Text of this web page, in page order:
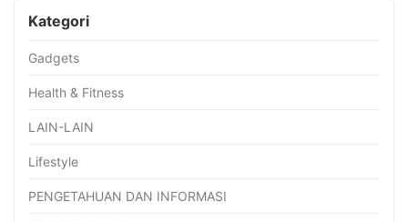
Kategori
Gadgets
Health & Fitness
LAIN-LAIN
Lifestyle
PENGETAHUAN DAN INFORMASI